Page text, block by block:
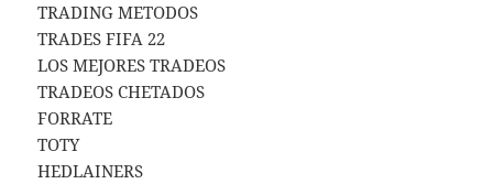
TRADING METODOS
TRADES FIFA 22
LOS MEJORES TRADEOS
TRADEOS CHETADOS
FORRATE
TOTY
HEDLAINERS